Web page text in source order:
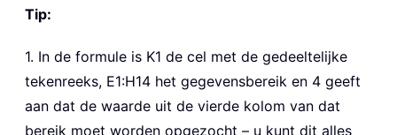
Tip:
1. In de formule is K1 de cel met de gedeeltelijke
tekenreeks, E1:H14 het gegevensbereik en 4 geeft
aan dat de waarde uit de vierde kolom van dat
bereik moet worden opgezocht – u kunt dit alles